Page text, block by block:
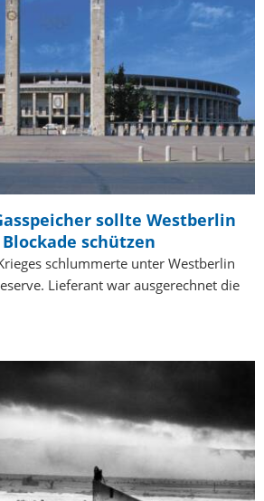
sollte Westberlin
schützen
schlummerte unter Westberlin
Lieferant war ausgerechnet die